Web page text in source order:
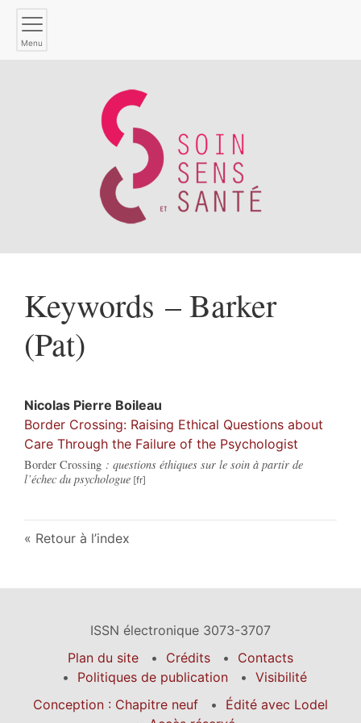
Menu
Keywords – Barker
(Pat)
Nicolas Pierre Boileau
Border Crossing: Raising Ethical Questions about
Care Through the Failure of the Psychologist
Border Crossing : questions éthiques sur le soin à partir de
l’échec du psychologue
Retour à l’index
ISSN électronique 3073-3707
Plan du site
Crédits
Contacts
Politiques de publication
Visibilité
Conception : Chapitre neuf
Édité avec Lodel